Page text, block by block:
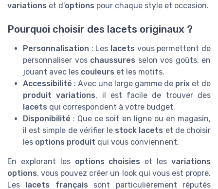
variations et d'options pour chaque style et occasion.
Pourquoi choisir des lacets originaux ?
Personnalisation : Les lacets vous permettent de
personnaliser vos chaussures selon vos goûts, en
jouant avec les couleurs et les motifs.
Accessibilité : Avec une large gamme de prix et de
produit variations, il est facile de trouver des
lacets qui correspondent à votre budget.
Disponibilité : Que ce soit en ligne ou en magasin,
il est simple de vérifier le stock lacets et de choisir
les options produit qui vous conviennent.
En explorant les options choisies et lesvariations
options, vous pouvez créer un look qui vous est propre.
Les lacets français sont particulièrement réputés